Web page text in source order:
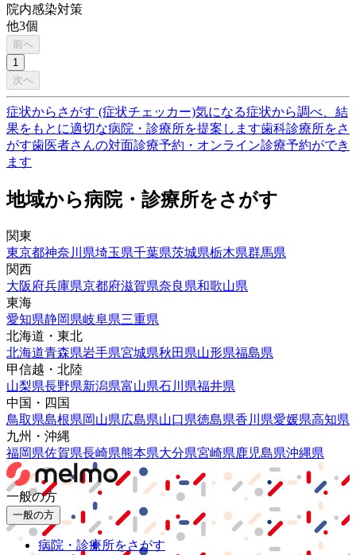
院内感染対策
他3個
前へ
1
次へ
症状からさがす (症状チェッカー)気になる症状から調べ、結
果をもとに適切な病院・診療所を提案します歯科診療所をさ
がす歯医者さんの対面診療予約・オンライン診療予約ができ
ます
地域から病院・診療所をさがす
関東
東京都神奈川県埼玉県千葉県茨城県栃木県群馬県
関西
大阪府兵庫県京都府滋賀県奈良県和歌山県
東海
愛知県静岡県岐阜県三重県
北海道・東北
北海道青森県岩手県宮城県秋田県山形県福島県
甲信越・北陸
山梨県長野県新潟県富山県石川県福井県
中国・四国
鳥取県島根県岡山県広島県山口県徳島県香川県愛媛県高知県
九州・沖縄
福岡県佐賀県長崎県熊本県大分県宮崎県鹿児島県沖縄県
一般の方
一般の方
病院・診療所をさがす